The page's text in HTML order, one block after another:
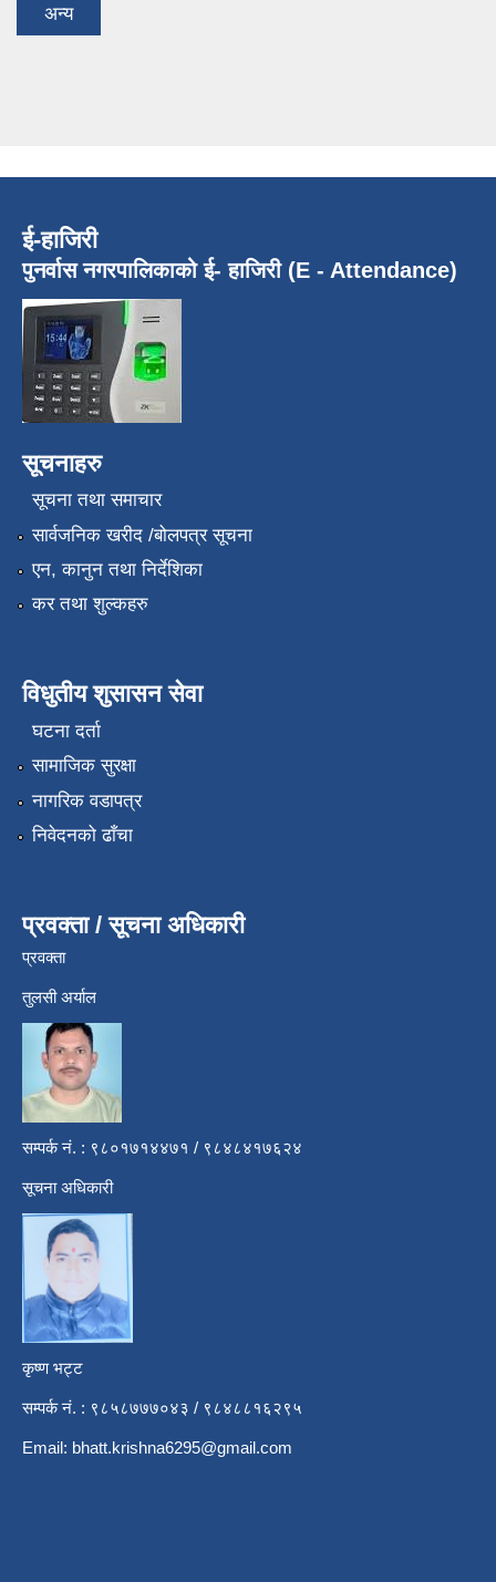
अन्य
ई-हाजिरी
पुनर्वास नगरपालिकाको ई- हाजिरी (E - Attendance)
सूचनाहरु
सूचना तथा समाचार
सार्वजनिक खरीद /बोलपत्र सूचना
एन, कानुन तथा निर्देशिका
कर तथा शुल्कहरु
विधुतीय शुसासन सेवा
घटना दर्ता
सामाजिक सुरक्षा
नागरिक वडापत्र
निवेदनको ढाँचा
प्रवक्ता / सूचना अधिकारी
प्रवक्ता
तुलसी अर्याल
सम्पर्क नं. : ९८०१७१४४७१ / ९८४८४१७६२४
सूचना अधिकारी
कृष्ण भट्ट
सम्पर्क नं. : ९८५८७७७०४३ / ९८४८८१६२९५
Email: bhatt.krishna6295@gmail.com